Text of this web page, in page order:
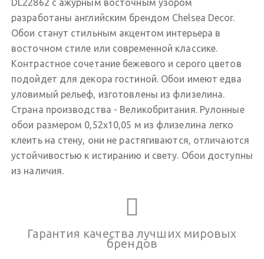
DL22862 с ажурным восточным узором
разработаны английским брендом Chelsea Decor.
Обои станут стильным акцентом интерьера в
восточном стиле или современной классике.
Контрастное сочетание бежевого и серого цветов
подойдет для декора гостиной. Обои имеют едва
уловимый рельеф, изготовлены из флизелина.
Страна производства - Великобритания. Рулонные
обои размером 0,52х10,05 м из флизелина легко
клеить на стену, они не растягиваются, отличаются
устойчивостью к истиранию и свету. Обои доступны
из наличия.
Гарантия качества лучших мировых
брендов